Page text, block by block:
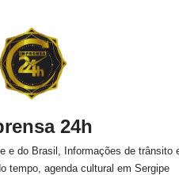
24h
e do Brasil, Informações de trânsito
tempo, agenda cultural em Sergipe